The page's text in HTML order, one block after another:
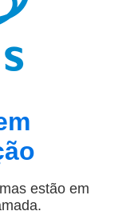
estão em